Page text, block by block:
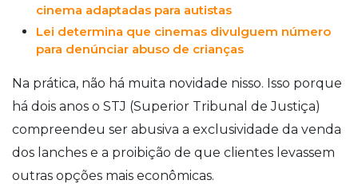
cinema adaptadas para autistas
Lei determina que cinemas divulguem número
para denúnciar abuso de crianças
Na prática, não há muita novidade nisso. Isso porque
há dois anos o STJ (Superior Tribunal de Justiça)
compreendeu ser abusiva a exclusividade da venda
dos lanches e a proibição de que clientes levassem
outras opções mais econômicas.